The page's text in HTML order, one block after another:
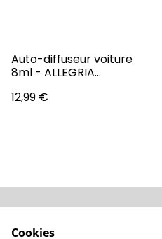
Auto-diffuseur voiture
8ml - ALLEGRIA
12,99 €
Cookies